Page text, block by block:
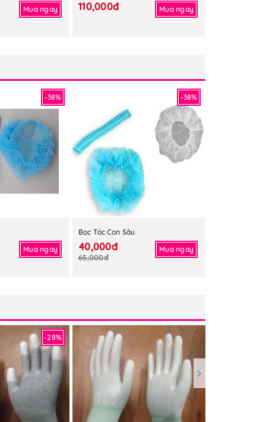
Mua ngay 110,000đ Mua ngay
-38%
Mua ngay
-38%
Bọc Tóc Con Sâu
40,000đ
65,000đ
Mua ngay
-28%